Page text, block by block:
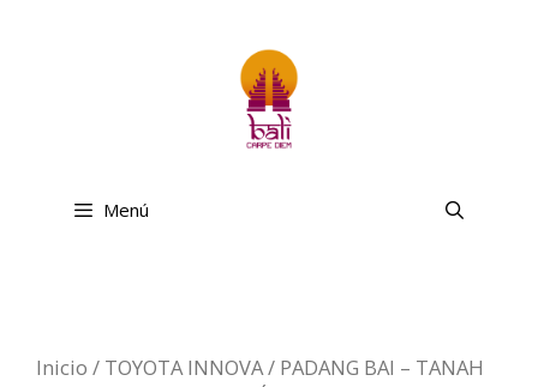
Menú
Inicio / TOYOTA INNOVA/ PADANG BAI – TANAH